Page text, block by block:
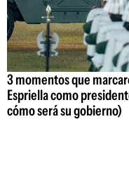
3 momentos que
Espriella como
cómo será su gobierno)